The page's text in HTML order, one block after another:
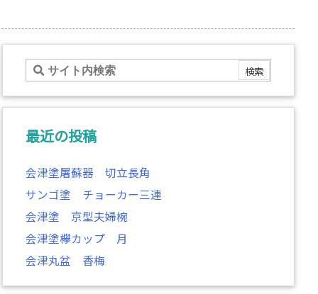
最近の投稿
会津塗屠蘇器 切立長角
サンゴ塗 チョーカー三連
会津塗 京型夫婦椀
会津塗欅カップ 月
会津丸盆 香梅